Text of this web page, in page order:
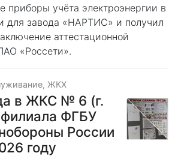
приборы учёта электроэнергии в
для завода «НАРТИС» и получил
аттестационной
«Россети».
ЖКХ
в ЖКС № 6 (г.
ФГБУ
России
году